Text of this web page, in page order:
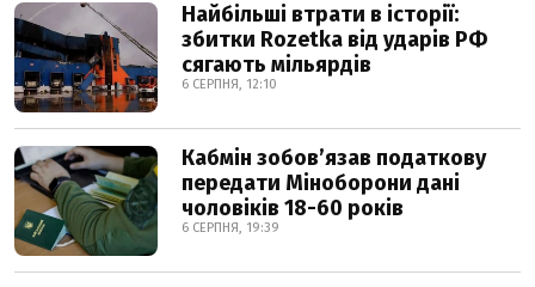
Найбільші втрати в історії:
збитки Rozetka від ударів РФ
сягають мільярдів
6 СЕРПНЯ, 12:10
Кабмін зобовʼязав податкову
передати Міноборони дані
чоловіків 18-60 років
6 СЕРПНЯ, 19:39